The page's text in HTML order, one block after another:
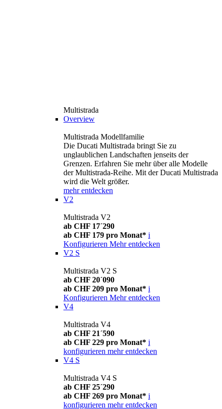
Multistrada
Overview
Multistrada Modellfamilie
Die Ducati Multistrada bringt Sie zu
unglaublichen Landschaften jenseits der
Grenzen. Erfahren Sie mehr über alle Modelle
der Multistrada-Reihe. Mit der Ducati Multistrada
wird die Welt größer.
mehr entdecken
V2
Multistrada V2
ab CHF 17´290
ab CHF 179 pro Monat* i
Konfigurieren Mehr entdecken
V2 S
Multistrada V2 S
ab CHF 20´090
ab CHF 209 pro Monat* i
Konfigurieren Mehr entdecken
V4
Multistrada V4
ab CHF 21´590
ab CHF 229 pro Monat* i
konfigurieren mehr entdecken
V4 S
Multistrada V4 S
ab CHF 25´290
ab CHF 269 pro Monat* i
konfigurieren mehr entdecken